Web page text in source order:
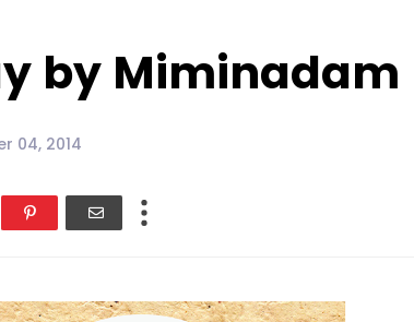
by Miminadam
04, 2014